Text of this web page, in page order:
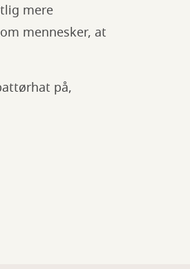
mere
mennesker, at
på,